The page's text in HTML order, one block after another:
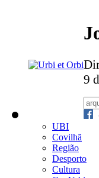
9
UBI
Covilhã
Região
Desporto
Cultura